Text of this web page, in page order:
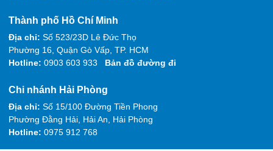
Thành phố Hồ Chí Minh
Địa chỉ: Số 523/23D Lê Đức Thọ
Phường 16, Quận Gò Vấp, TP. HCM
Hotline: 0903 603 933 Bản đồ đường đi
Chi nhánh Hải Phòng
Địa chỉ: Số 15/100 Đường Tiền Phong
Phường Đằng Hải, Hải An, Hải Phòng
Hotline: 0975 912 768